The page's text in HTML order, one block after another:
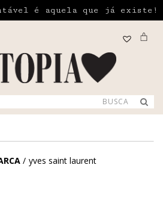
é aquela que já existe!
yves saint laurent